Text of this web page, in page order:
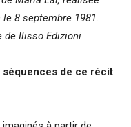
8 septembre 1981.
de Ilisso Edizioni
séquences de ce récit